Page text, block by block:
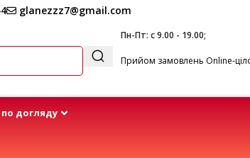
glanezzz7@gmail.com
Пн-Пт: с 9.00 - 19.00;
Прийом замовлень Online-
догляду